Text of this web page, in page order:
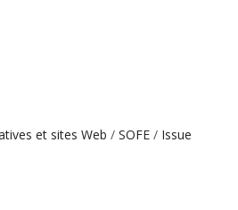
et sites Web SOFE Issue